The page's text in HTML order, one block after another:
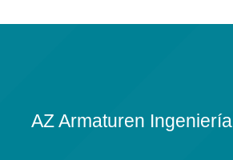
AZ Armaturen Ingeniería